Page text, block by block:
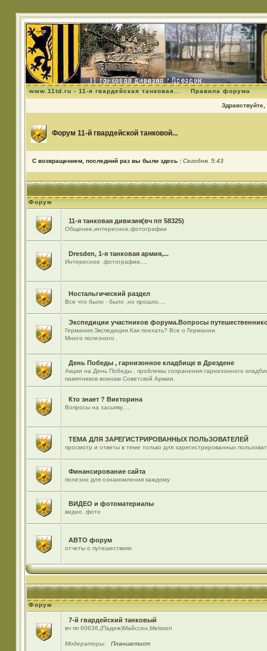
www.11td.ru - 11-я гвардейская танковая... Правила форума
Здравствуйте,
Форум 11-й гвардейской танковой...
С возвращением, последний раз вы были здесь : Сегодня, 5:43
Форум
11-я танковая дивизия(вч пп 58325)
Общение,интересное,фотографии
Dresden, 1-я танковая армия,...
Интересное .фотографии....
Ностальгический раздел
Все что было - было ,но прошло....
Экспедиции участников форума.Вопросы
Германия.Экспедиции.Как поехать? Все о Германии.
Много полезного .
День Победы , гарнизонное кладбище в Дрездене
Акции на День Победы , проблемы сохранения гарнизонного
памятников воинам Советской Армии.
Кто знает ? Викторина
Вопросы на засыпку.....
ТЕМА ДЛЯ ЗАРЕГИСТРИРОВАННЫХ ПОЛЬЗОВАТЕЛЕЙ
просмотр и ответы в теме только для зарегистрированных
Финансирование сайта
полезно для ознакомления каждому
ВИДЕО и фотоматериалы
видео ,фото
АВТО форум
отчеты о путешествиях
Форум
7-й гвардейский танковый
вч пп 60636,(Падеж)Майсcен,Meissen
Модераторы: Планшетист